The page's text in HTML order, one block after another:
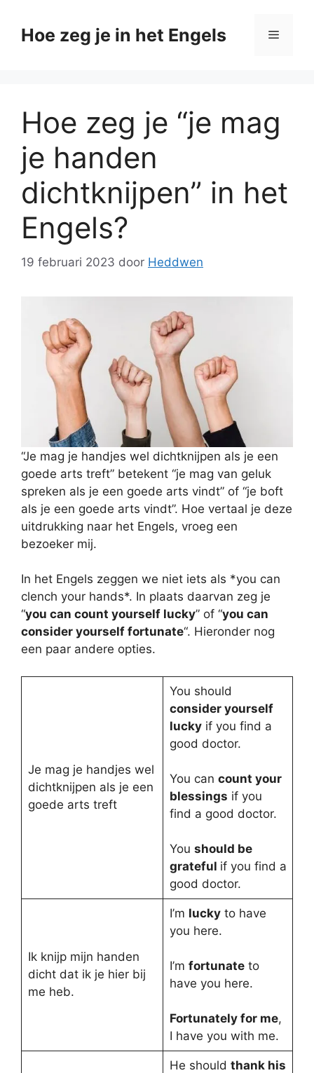
naarHoe zeg je in het Engels Menu
Hoe zeg je “je mag
je handen
dichtknijpen” in het
Engels?
19 februari 2023 door Heddwen
“Je mag je handjes wel dichtknijpen als je een
goede arts treft” betekent “je mag van geluk
spreken als je een goede arts vindt” of “je boft
als je een goede arts vindt”. Hoe vertaal je deze
uitdrukking naar het Engels, vroeg een
bezoeker mij.
In het Engels zeggen we niet iets als *you can
clench your hands*. In plaats daarvan zeg je
“you can count yourself lucky” of “you can
consider yourself fortunate“. Hieronder nog
een paar andere opties.
Je mag je handjes wel
dichtknijpen als je een
goede arts treft
You should
consider yourself
luckyif you find a
good doctor.
You can count your
blessings if you
find a good doctor.
You should be
grateful if you find a
good doctor.
Ik knijp mijn handen
dicht dat ik je hier bij
me heb.
I’m luckyto have
you here.
I’m fortunateto
have you here.
Fortunately for me,
I have you with me.
He should thank his